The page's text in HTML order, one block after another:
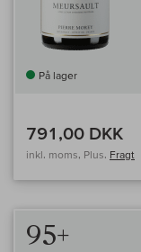
På lager
791,00 DKK
inkl. moms, Plus. Fragt
95+